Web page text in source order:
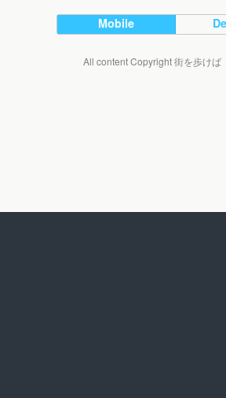
Mobile
All content Copyright 街を歩け